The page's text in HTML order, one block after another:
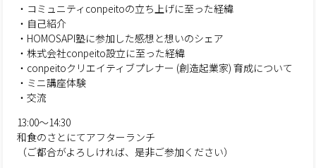
・コミュニティconpeitoの立ち上げに至った経緯
・自己紹介
・HOMOSAPI塾に参加した感想と想いのシェア
・株式会社conpeito設立に至った経緯
・conpeitoクリエイティブプレナー (創造起業家) 育成について
・ミニ講座体験
・交流
13:00～14:30
和食のさとにてアフターランチ
（ご都合がよろしければ、是非ご参加ください）